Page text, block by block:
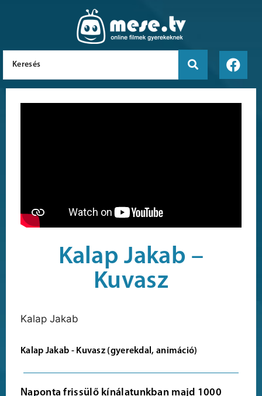
Kalap Jakab –
Kuvasz
Kalap Jakab
Kalap Jakab - Kuvasz (gyerekdal, animáció)
Naponta frissülő kínálatunkban majd 1000